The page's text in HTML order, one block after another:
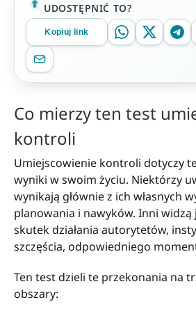
UDOSTĘPNIĆ TO?
Kopiuj link
Co mierzy ten test
kontroli
Umiejscowienie kontroli dotyczy
wyniki w swoim życiu. Niektórzy
wynikają głównie z ich własnych
planowania i nawyków. Inni widzą
skutek działania autorytetów,
szczęścia, odpowiedniego
Ten test dzieli te przekonania na
obszary: